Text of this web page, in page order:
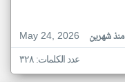
May 24, 2026
منذ شهرين
عدد الكلمات: ٣٢٨